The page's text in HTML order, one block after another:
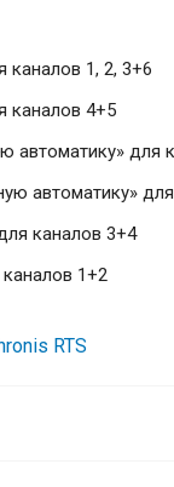
каналов 1, 2, 3+6
каналов 4+5
автоматику» для
автоматику»
каналов 3+4
1+2
RTS